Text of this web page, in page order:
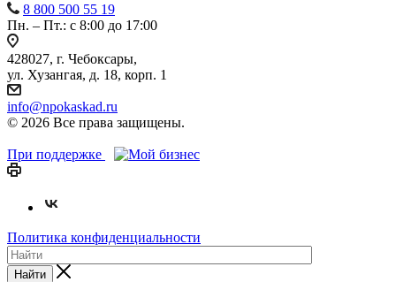
8 800 500 55 19
Пн. – Пт.: с 8:00 до 17:00
428027, г. Чебоксары,
ул. Хузангая, д. 18, корп. 1
info@npokaskad.ru
© 2026 Все права защищены.
При поддержке
Политика конфиденциальности
Найти